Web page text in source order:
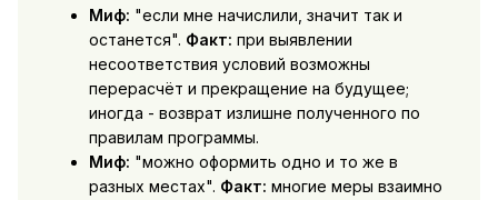
Миф: "если мне начислили, значит так и
останется". Факт: при выявлении
несоответствия условий возможны
перерасчёт и прекращение на будущее;
иногда - возврат излишне полученного по
правилам программы.
Миф: "можно оформить одно и то же в
разных местах". Факт: многие меры взаимно